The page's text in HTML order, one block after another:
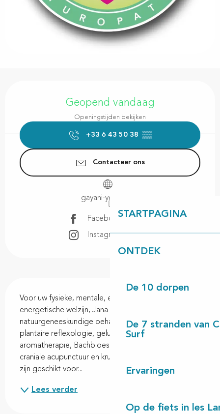
STARTPAGINA
ONTDEK
De 10 dorpen
De 7 stranden van
Surf
Ervaringen
Op de fiets in les
Geopend vandaag
Openingstijden bekijken
+33 6 43 50 38 ▒▒
Contacteer ons
gayani-yoga.com
Facebook pagina
Instagram pagina
Voor uw fysieke, mentale, emotionele en
energetische welzijn, Jana biedt yogatherapie en
natuurgeneeskundige behandelingen aan (massages,
plantaire reflexologie, geluidstherapie,
aromatherapie, Bachbloesems, auriculotherapie,
craniale acupunctuur en kruidenmedicijn).Yogalessen
zijn geschikt voor...
Lees verder